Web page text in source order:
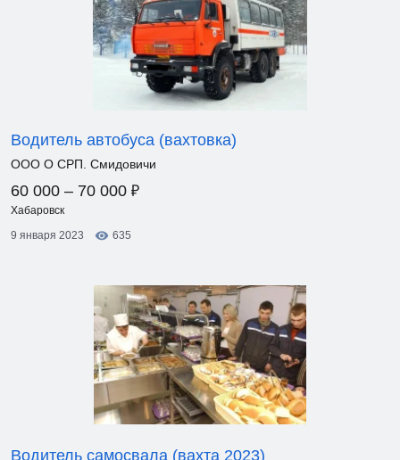
Водитель автобуса (вахтовка)
ООО О СРП. Смидовичи
60 000 – 70 000 ₽
Хабаровск
9 января 2023
635
Водитель самосвала (вахта 2023)